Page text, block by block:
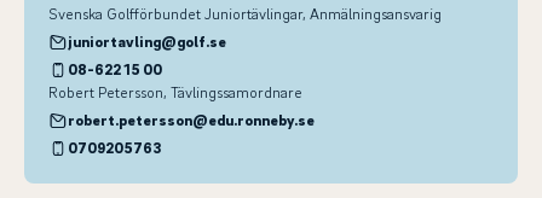
Svenska Golfförbundet Juniortävlingar, Anmälningsansvarig
juniortavling@golf.se
08-622 15 00
Robert Petersson, Tävlingssamordnare
robert.petersson@edu.ronneby.se
0709205763